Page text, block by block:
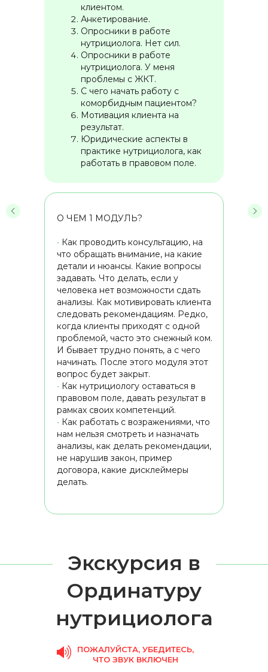
клиентом.
Анкетирование.
Опросники в работе
нутрициолога. Нет сил.
Опросники в работе
нутрициолога. У меня
проблемы с ЖКТ.
С чего начать работу с
коморбидным пациентом?
Мотивация клиента на
результат.
Юридические аспекты в
практике нутрициолога, как
работать в правовом поле.
О ЧЕМ 1 МОДУЛЬ?
• Как проводить консультацию, на
что обращать внимание, на какие
детали и нюансы. Какие вопросы
задавать. Что делать, если у
человека нет возможности сдать
анализы. Как мотивировать клиента
следовать рекомендациям. Редко,
когда клиенты приходят с одной
проблемой, часто это снежный ком.
И бывает трудно понять, а с чего
начинать. После этого модуля этот
вопрос будет закрыт.
• Как нутрициологу оставаться в
правовом поле, давать результат в
рамках своих компетенций.
• Как работать с возражениями, что
нам нельзя смотреть и назначать
анализы, как делать рекомендации,
не нарушив закон, пример
договора, какие дисклеймеры
делать.
ПОЖАЛУЙСТА, УБЕДИТЕСЬ,
ЧТО ЗВУК ВКЛЮЧЕН
Экскурсия в
Ординатуру
нутрициолога